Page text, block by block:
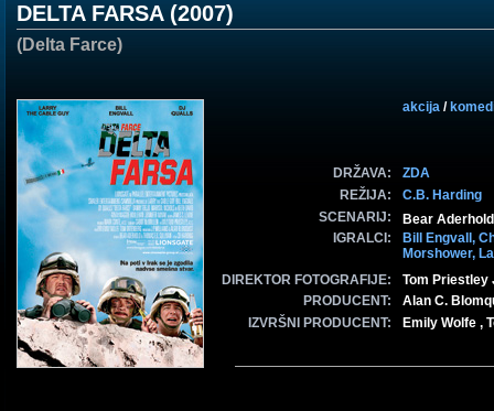
DELTA FARSA (2007)
(Delta Farce)
akcija /
DRŽAVA:
ZDA
REŽIJA:
C.B. Harding
SCENARIJ:
Bear
IGRALCI:
Bill Engvall,
Morshower,
DIREKTOR FOTOGRAFIJE:
Tom Priestley
PRODUCENT:
Alan C.
IZVRŠNI PRODUCENT:
Emily Wolfe ,